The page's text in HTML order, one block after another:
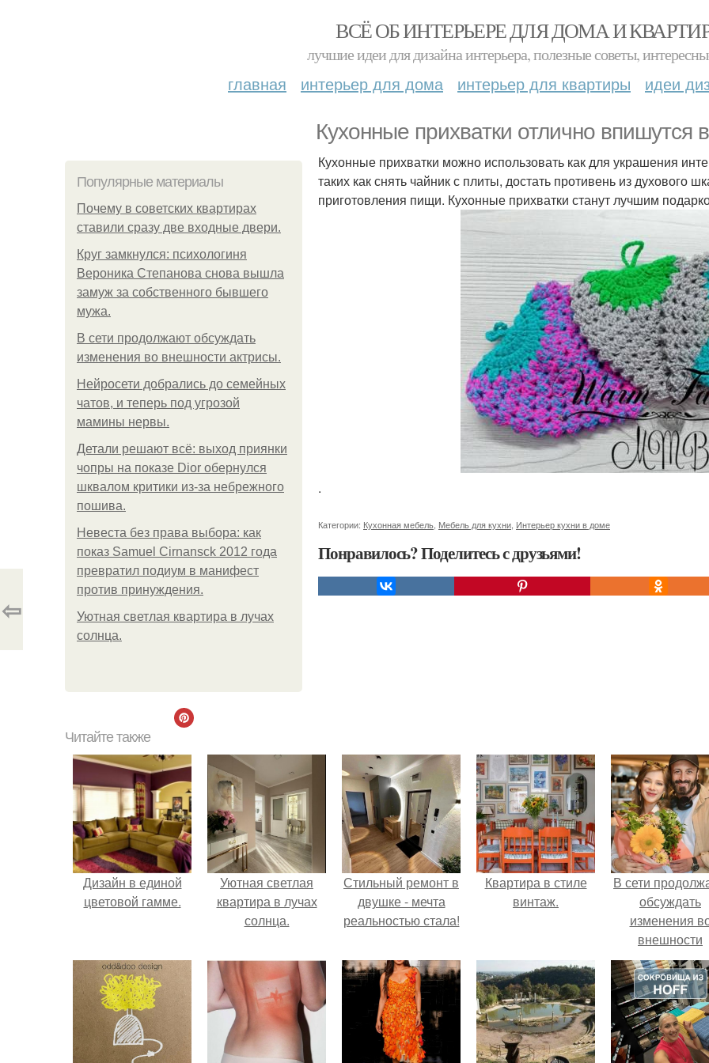
ВСЁ ОБ ИНТЕРЬЕРЕ ДЛЯ ДОМА И
лучшие идеи для дизайна интерьера, полезные советы,
главная интерьер для дома интерьер для квартиры идеи
Кухонные прихватки отлично впишутся
Популярные материалы
Почему в советских квартирах
ставили сразу две входные двери.
Круг замкнулся: психологиня
Вероника Степанова снова вышла
замуж за собственного бывшего
мужа.
В сети продолжают обсуждать
изменения во внешности актрисы.
Нейросети добрались до семейных
чатов, и теперь под угрозой
мамины нервы.
Детали решают всё: выход приянки
чопры на показе Dior обернулся
шквалом критики из-за небрежного
пошива.
Невеста без права выбора: как
показ Samuel Cirnansck 2012 года
превратил подиум в манифест
против принуждения.
Уютная светлая квартира в лучах
солнца.
Кухонные прихватки можно использовать как для украшения
таких как снять чайник с плиты, достать противень из духового
приготовления пищи. Кухонные прихватки станут лучшим
.
Категории: Кухонная мебель Мебель для кухни Интерьер кухни в доме
Понравилось? Поделитесь с друзьями!
⇦
Читайте также
Дизайн в единой
цветовой гамме.
Уютная светлая
квартира в лучах
солнца.
Стильный ремонт в
двушке - мечта
реальностью стала!
Квартира в стиле
винтаж.
В сети
обсуждать
изменения
внешности
актрисы.